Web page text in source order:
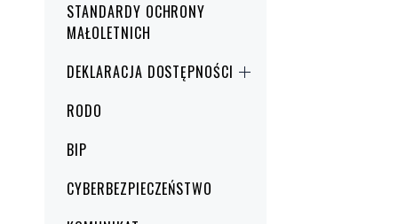
STANDARDY OCHRONY
MAŁOLETNICH
DEKLARACJA DOSTĘPNOŚCI
RODO
BIP
CYBERBEZPIECZEŃSTWO